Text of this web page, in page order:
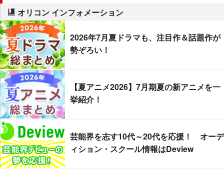
オリコン インフォメーション
2026年7月夏ドラマも、注目作＆話題作が
勢ぞろい！
【夏アニメ2026】7月期夏の新アニメを一
挙紹介！
芸能界を志す10代～20代を応援！ オーデ
ィション・スクール情報はDeview